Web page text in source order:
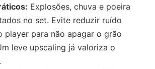
Explosões, chuva e poeira
no set. Evite reduzir ruído
player para não apagar o grão
leve upscaling já valoriza o